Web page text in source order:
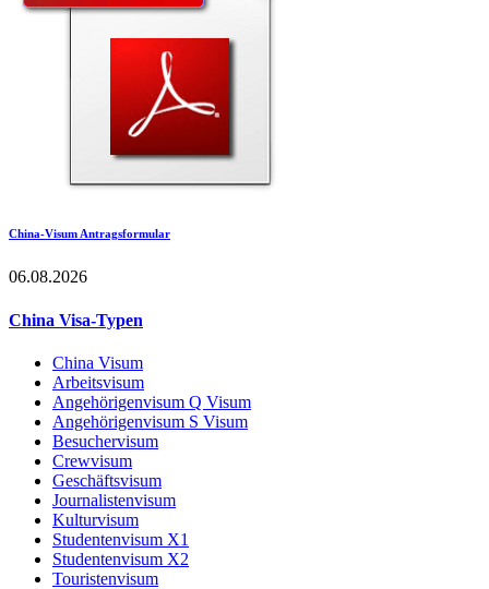
China-Visum Antragsformular
06.08.2026
China Visa-Typen
China Visum
Arbeitsvisum
Angehörigenvisum Q Visum
Angehörigenvisum S Visum
Besuchervisum
Crewvisum
Geschäftsvisum
Journalistenvisum
Kulturvisum
Studentenvisum X1
Studentenvisum X2
Touristenvisum